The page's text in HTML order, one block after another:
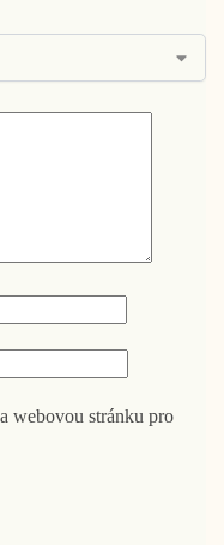
webovou stránku pro